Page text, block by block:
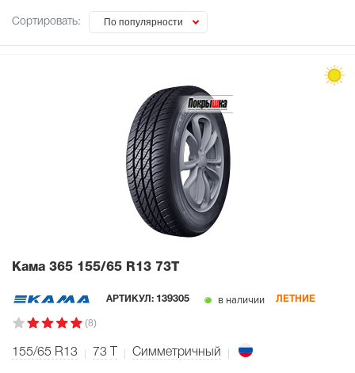
Сортировать: По популярности
Кама 365 155/65 R13 73T
АРТИКУЛ: 139305 в наличии ЛЕТНИЕ
(8)
155/65 R13 73 Симметричный